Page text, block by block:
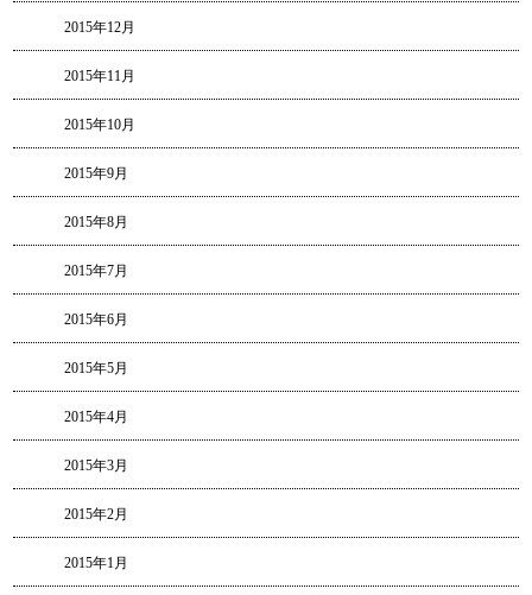
2015年12月
2015年11月
2015年10月
2015年9月
2015年8月
2015年7月
2015年6月
2015年5月
2015年4月
2015年3月
2015年2月
2015年1月